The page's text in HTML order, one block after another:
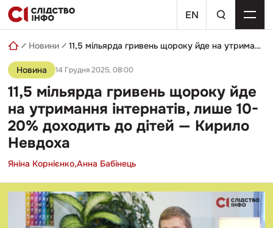
Skip
to
content
EN
пошуковий
запит
Новини 11,5 мільярда гривень щороку йде на утримання інтернатів, лише 10-20% доходить до дітей — Кирило Невдоха
Новина 14 Грудня 2025, 08:00
11,5 мільярда гривень щороку йде
на утримання інтернатів, лише 10-
20% доходить до дітей — Кирило
Невдоха
Яніна Корнієнко,Анна Бабінець